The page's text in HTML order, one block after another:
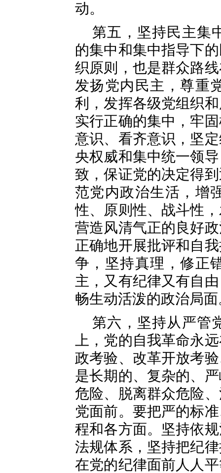
动。
第五，坚持民主集
的集中和集中指导下
织原则，也是群众路
发扬党内民主，尊重
利，发挥各级党组织
实行正确的集中，牢
意识、看齐意识，坚
央权威和集中统一领
致，保证党的决定得
范党内政治生活，增
性、原则性、战斗性
营造风清气正的良好
正确地开展批评和自
争，坚持真理，修正
主，又有纪律又有自
畅生动活泼的政治局
第六，坚持从严管
上，党的自我革命永
政考验、改革开放考
是长期的、复杂的、
危险、脱离群众危险
党面前。要把严的标
程和各方面。坚持依
法规体系，坚持把纪
在党的纪律面前人人